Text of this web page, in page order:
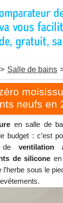
> Salle de bains
neufs en
en salle de
budget : c’est
de ventilation
de silicone
sous le